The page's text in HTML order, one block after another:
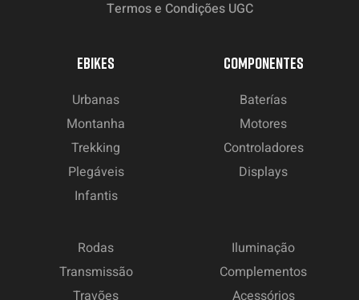
Termos e Condições UGC
EBIKES
Urbanas
Montanha
Trekking
Plegáveis
Infantis
COMPONENTES
Baterías
Motores
Controladores
Displays
Rodas
Transmissão
Travões
Iluminação
Complementos
Acessórios